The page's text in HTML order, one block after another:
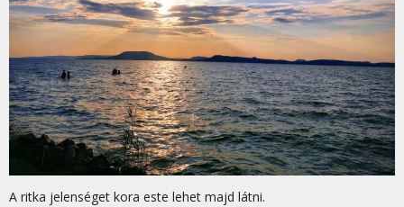
A ritka jelenséget kora este lehet majd látni.